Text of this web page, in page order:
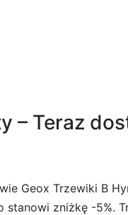
– Teraz
Geox Trzewiki B
stanowi zniżkę -5%.